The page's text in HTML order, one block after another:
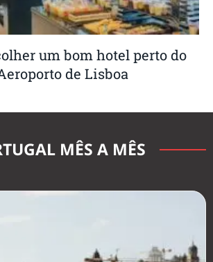
um bom hotel perto do
de Lisboa
MÊS A MÊS